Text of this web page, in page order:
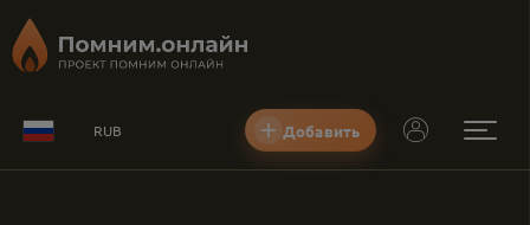
RUB Добавить